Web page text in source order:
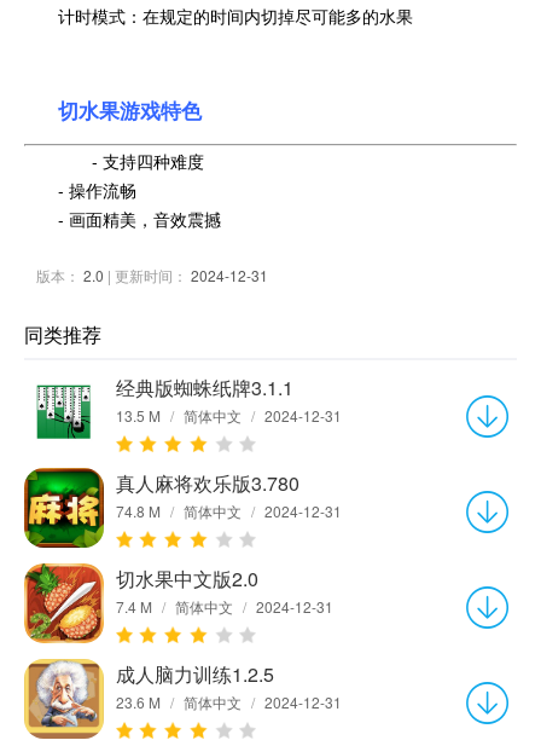
计时模式：在规定的时间内切掉尽可能多的水果
切水果游戏特色
- 支持四种难度
- 操作流畅
- 画面精美，音效震撼
版本： 2.0 | 更新时间： 2024-12-31
同类推荐
经典版蜘蛛纸牌3.1.1
13.5 M / 简体中文 / 2024-12-31
真人麻将欢乐版3.780
74.8 M / 简体中文 / 2024-12-31
切水果中文版2.0
7.4 M / 简体中文 / 2024-12-31
成人脑力训练1.2.5
23.6 M / 简体中文 / 2024-12-31